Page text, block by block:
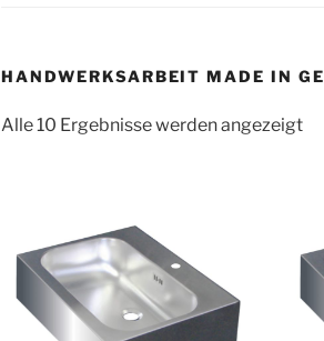
HANDWERKSARBEIT MADE IN
Alle 10 Ergebnisse werden angezeigt